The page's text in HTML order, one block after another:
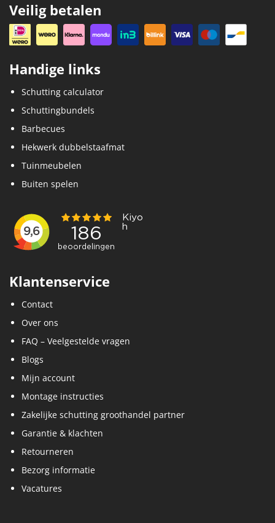
Veilig betalen
Handige links
Schutting calculator
Schuttingbundels
Barbecues
Hekwerk dubbelstaafmat
Tuinmeubelen
Buiten spelen
Klantenservice
Contact
Over ons
FAQ – Veelgestelde vragen
Blogs
Mijn account
Montage instructies
Zakelijke schutting groothandel partner
Garantie & klachten
Retourneren
Bezorg informatie
Vacatures